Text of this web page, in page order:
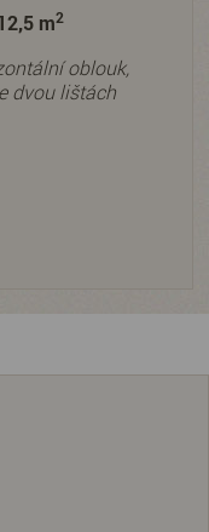
m2
oblouk,
dvou lištách